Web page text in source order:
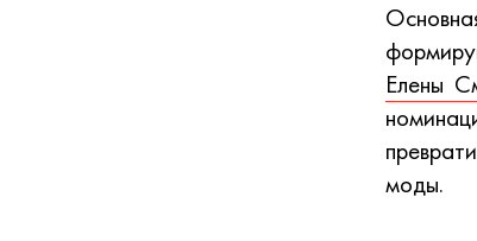
Елены
моды.